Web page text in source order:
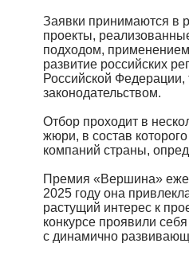
Заявки принимаются в
проекты,
подходом,
развитие российских
Российской Федерации,
законодательством.
Отбор проходит в
жюри, в состав
компаний страны,
Премия «Вершина»
2025 году она
растущий интерес к
конкурсе проявили
с динамично